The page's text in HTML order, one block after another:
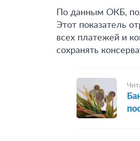
По данным ОКБ,
Этот показатель
всех платежей и
сохранять